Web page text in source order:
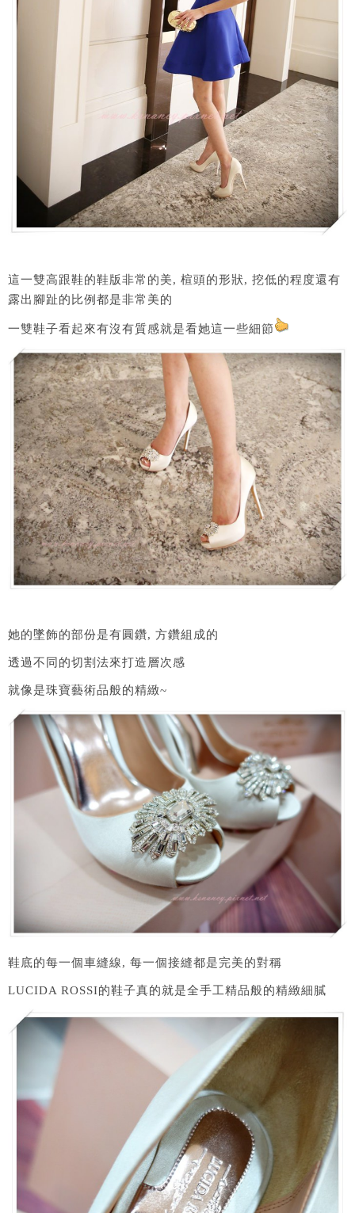
這一雙高跟鞋的鞋版非常的美, 楦頭的形狀, 挖低的程度還有
露出腳趾的比例都是非常美的
一雙鞋子看起來有沒有質感就是看她這一些細節
她的墜飾的部份是有圓鑽, 方鑽組成的
透過不同的切割法來打造層次感
就像是珠寶藝術品般的精緻~
鞋底的每一個車縫線, 每一個接縫都是完美的對稱
LUCIDA ROSSI的鞋子真的就是全手工精品般的精緻細膩